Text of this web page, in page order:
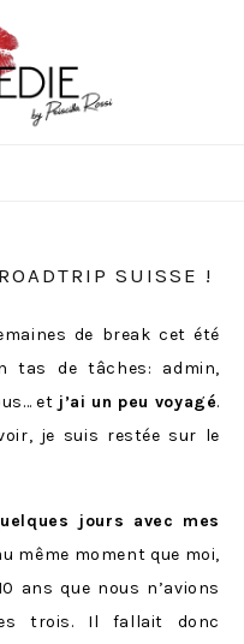
SUISSE !
de break cet été
tas de tâches: admin,
et j’ai un peu voyagé.
je suis restée sur le
jours avec mes
même moment que moi,
ans que nous n’avions
trois. Il fallait donc